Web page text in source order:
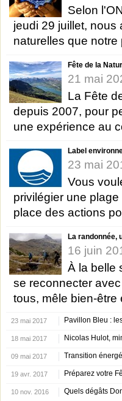
Selon
jeudi 29 juillet,
naturelles que
Fête de la
21 mai
La Fête
depuis 2007, pour
une expérience au
Label
23 mai
Vous
privilégier une
place des actions
La randonnée,
16 juin
À la belle
se reconnecter
tous, mêle bien-être
23 mai 2017 Pavillon Bleu :
18 mai 2017 Nicolas Hulot,
09 mai 2017 Transition
19 avr. 2017 Préparez votre
10 nov. 2016 Quels dégâts